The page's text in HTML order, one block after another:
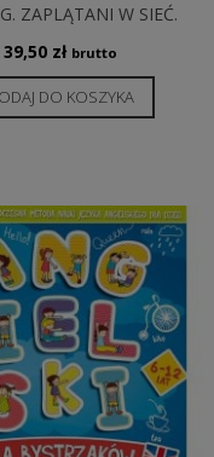
ZAPLĄTANI W SIEĆ.
39,50 zł brutto
DO KOSZYKA